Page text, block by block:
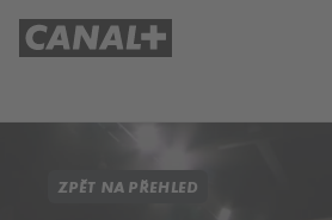
ZPĚT NA PŘEHLED